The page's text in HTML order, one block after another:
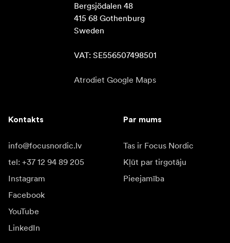
Bergsjödalen 48
415 68 Gothenburg
Sweden
VAT: SE556507498501
Atrodiet Google Maps
Kontakts
info@focusnordic.lv
tel: +37 12 94 89 205
Instagram
Facebook
YouTube
LinkedIn
Par mums
Tas ir Focus Nordic
Kļūt par tirgotāju
Pieejamība